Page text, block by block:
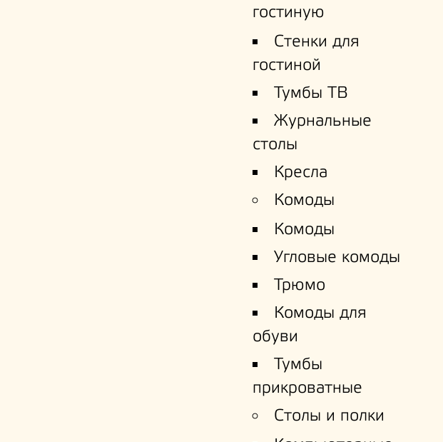
гостиную
Стенки для
гостиной
Тумбы ТВ
Журнальные
столы
Кресла
Комоды
Комоды
Угловые комоды
Трюмо
Комоды для
обуви
Тумбы
прикроватные
Столы и полки